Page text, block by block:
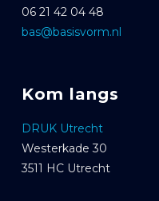
06 21 42 04 48
bas@basisvorm.nl
Kom langs
DRUK Utrecht
Westerkade 30
3511 HC Utrecht